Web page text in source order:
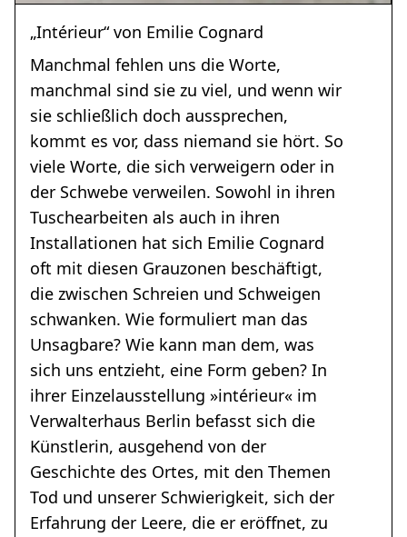
„Intérieur“ von Emilie Cognard
Manchmal fehlen uns die Worte,
manchmal sind sie zu viel, und wenn wir
sie schließlich doch aussprechen,
kommt es vor, dass niemand sie hört. So
viele Worte, die sich verweigern oder in
der Schwebe verweilen. Sowohl in ihren
Tuschearbeiten als auch in ihren
Installationen hat sich Emilie Cognard
oft mit diesen Grauzonen beschäftigt,
die zwischen Schreien und Schweigen
schwanken. Wie formuliert man das
Unsagbare? Wie kann man dem, was
sich uns entzieht, eine Form geben? In
ihrer Einzelausstellung »intérieur« im
Verwalterhaus Berlin befasst sich die
Künstlerin, ausgehend von der
Geschichte des Ortes, mit den Themen
Tod und unserer Schwierigkeit, sich der
Erfahrung der Leere, die er eröffnet, zu